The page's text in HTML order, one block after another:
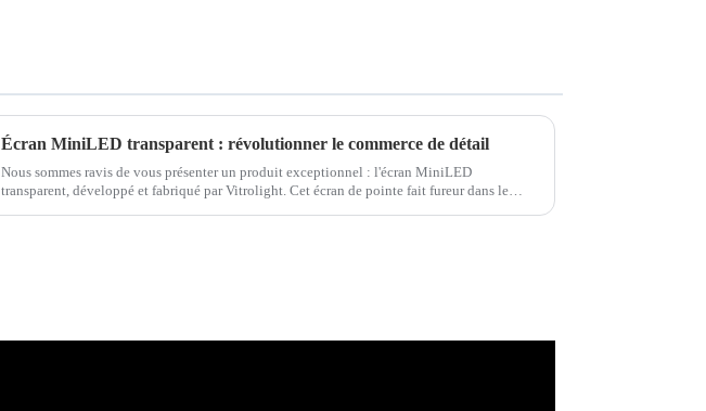
Écran MiniLED transparent : révolutionner le commerce de détail
Nous sommes ravis de vous présenter un produit exceptionnel : l'écran MiniLED
transparent, développé et fabriqué par Vitrolight. Cet écran de pointe fait fureur dans le